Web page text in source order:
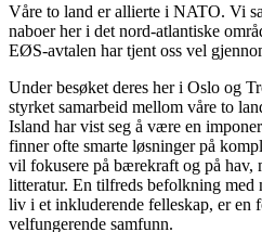
Våre to land er allierte i NATO. Vi
naboer her i det nord-atlantiske
EØS-avtalen har tjent oss vel
Under besøket deres her i Oslo og
styrket samarbeid mellom våre to
Island har vist seg å være en
finner ofte smarte løsninger på
vil fokusere på bærekraft og på hav,
litteratur. En tilfreds befolkning
liv i et inkluderende felleskap, er en
velfungerende samfunn.